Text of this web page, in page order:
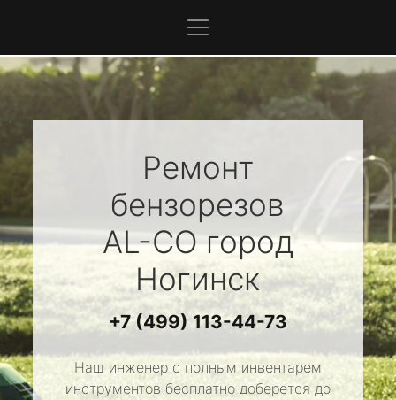
Ремонт
бензорезов
AL-COгород
Ногинск
+7 (499) 113-44-73
Наш инженер с полным инвентарем
инструментов бесплатно доберется до